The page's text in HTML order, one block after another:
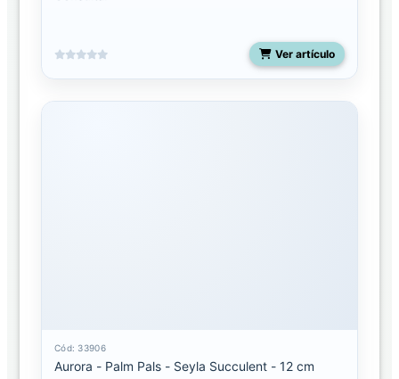
Ver artículo
Cód: 33906
Aurora - Palm Pals - Seyla Succulent - 12 cm